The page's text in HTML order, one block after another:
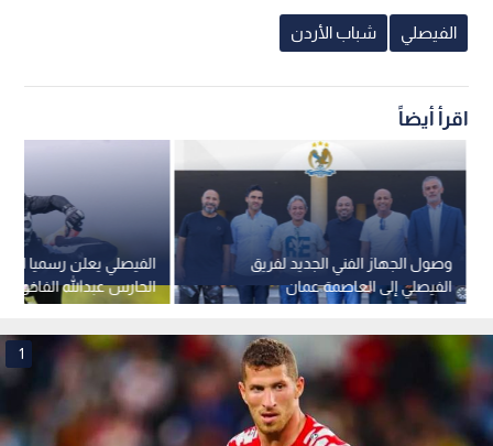
الفيصلي شباب الأردن
اقرأ أيضاً
الفيصلي يعلن رسميا
الحارس عبدالله الفاخوري
وصول الجهاز الفني الجديد لفريق
الفيصلي إلى العاصمة عمان
1